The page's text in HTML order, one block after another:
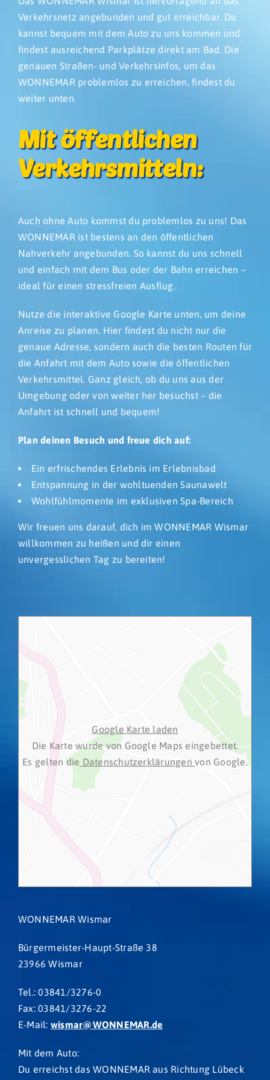
Verkehrsnetz angebunden und gut erreichbar. Du
kannst bequem mit dem Auto zu uns kommen und
findest ausreichend Parkplätze direkt am Bad. Die
genauen Straßen- und Verkehrsinfos, um das
WONNEMAR problemlos zu erreichen, findest du
weiter unten.
Mit öffentlichen
Verkehrsmitteln:
Auch ohne Auto kommst du problemlos zu uns! Das
WONNEMAR ist bestens an den öffentlichen
Nahverkehr angebunden. So kannst du uns schnell
und einfach mit dem Bus oder der Bahn erreichen –
ideal für einen stressfreien Ausflug.
Nutze die interaktive Google Karte unten, um deine
Anreise zu planen. Hier findest du nicht nur die
genaue Adresse, sondern auch die besten Routen für
die Anfahrt mit dem Auto sowie die öffentlichen
Verkehrsmittel. Ganz gleich, ob du uns aus der
Umgebung oder von weiter her besuchst – die
Anfahrt ist schnell und bequem!
Plan deinen Besuch und freue dich auf:
Ein erfrischendes Erlebnis im Erlebnisbad
Entspannung in der wohltuenden Saunawelt
Wohlfühlmomente im exklusiven Spa-Bereich
Wir freuen uns darauf, dich im WONNEMAR Wismar
willkommen zu heißen und dir einen
unvergesslichen Tag zu bereiten!
Google Karte laden
Die Karte wurde von Google Maps eingebettet.
Es gelten die Datenschutzerklärungenvon Google.
WONNEMAR Wismar
Bürgermeister-Haupt-Straße 38
23966 Wismar
Tel.: 03841/3276-0
Fax: 03841/3276-22
E-Mail: wismar@WONNEMAR.de
Mit dem Auto:
Du erreichst das WONNEMAR aus Richtung Lübeck